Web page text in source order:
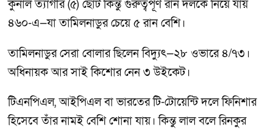
কুনাল ত্যাগীর (৫) ছোট কিন্তু গুরুত্বপূর্ণ রান দলকে নিয়ে যায়
৪৬০-এ—যা তামিলনাডুর চেয়ে ৫ রান বেশি।
তামিলনাডুর সেরা বোলার ছিলেন বিদ্যুৎ—২৮ ওভারে ৪/৭৩।
অধিনায়ক আর সাই কিশোর নেন ৩ উইকেট।
টিএনপিএল, আইপিএল বা ভারতের টি-টোয়েন্টি দলে ফিনিশার
হিসেবে তাঁর নামই বেশি শোনা যায়। কিন্তু লাল বলে রিনকুর